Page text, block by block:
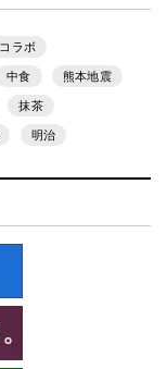
コラボ
中食 熊本地震
抹茶
明治